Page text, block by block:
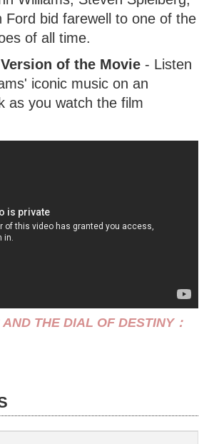
Ford bid farewell to one of the
of all time.
of the Movie - Listen
iconic music on an
as you watch the film
THE DIAL OF DESTINY：